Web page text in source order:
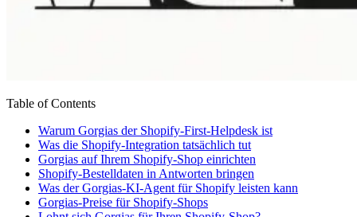
Table of Contents
Warum Gorgias der Shopify-First-Helpdesk ist
Was die Shopify-Integration tatsächlich tut
Gorgias auf Ihrem Shopify-Shop einrichten
Shopify-Bestelldaten in Antworten bringen
Was der Gorgias-KI-Agent für Shopify leisten kann
Gorgias-Preise für Shopify-Shops